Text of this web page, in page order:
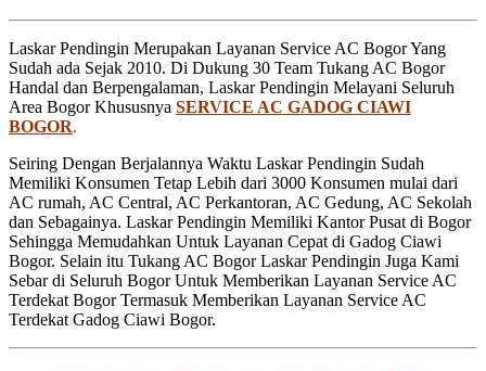
Laskar Pendingin Merupakan Layanan Service AC Bogor Yang
Sudah ada Sejak 2010. Di Dukung 30 Team Tukang AC Bogor
Handal dan Berpengalaman, Laskar Pendingin Melayani Seluruh
Area Bogor Khususnya SERVICE AC GADOG CIAWI
BOGOR.
Seiring Dengan Berjalannya Waktu Laskar Pendingin Sudah
Memiliki Konsumen Tetap Lebih dari 3000 Konsumen mulai dari
AC rumah, AC Central, AC Perkantoran, AC Gedung, AC Sekolah
dan Sebagainya. Laskar Pendingin Memiliki Kantor Pusat di Bogor
Sehingga Memudahkan Untuk Layanan Cepat di Gadog Ciawi
Bogor. Selain itu Tukang AC Bogor Laskar Pendingin Juga Kami
Sebar di Seluruh Bogor Untuk Memberikan Layanan Service AC
Terdekat Bogor Termasuk Memberikan Layanan Service AC
Terdekat Gadog Ciawi Bogor.